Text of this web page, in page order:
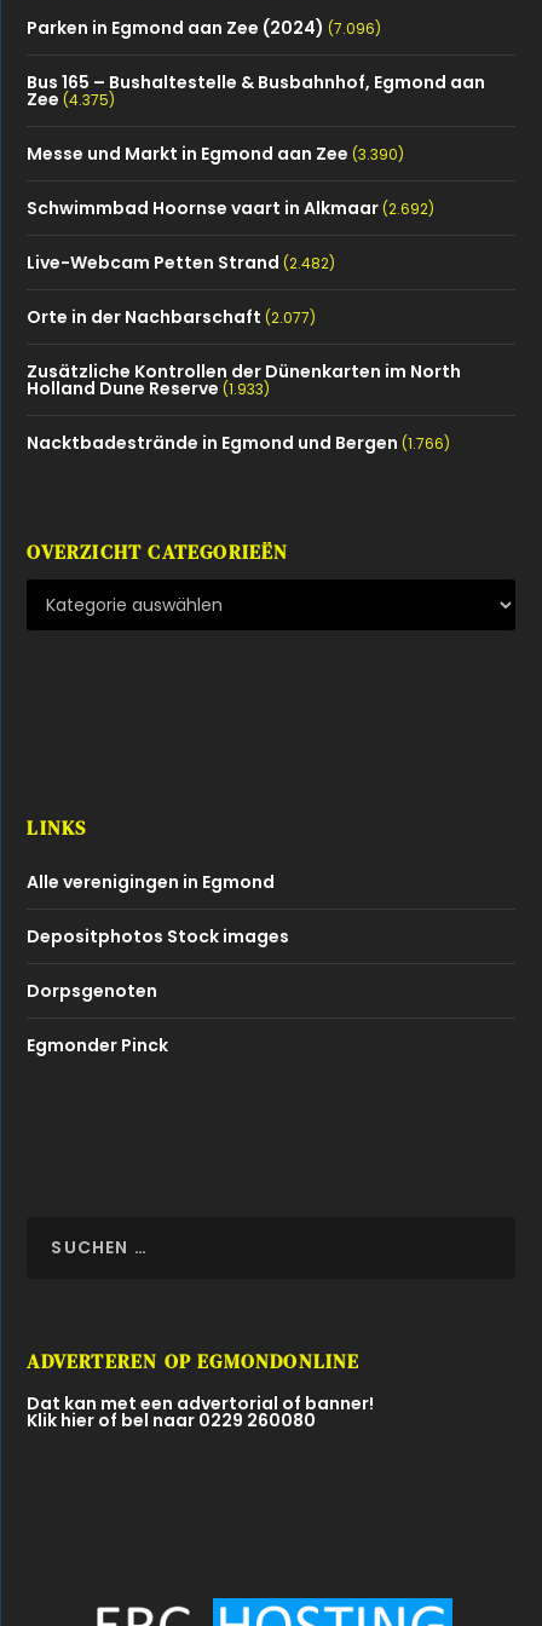
Parken in Egmond aan Zee (2024) (7.096)
Bus 165 – Bushaltestelle & Busbahnhof, Egmond aan
Zee (4.375)
Messe und Markt in Egmond aan Zee (3.390)
Schwimmbad Hoornse vaart in Alkmaar (2.692)
Live-Webcam Petten Strand (2.482)
Orte in der Nachbarschaft (2.077)
Zusätzliche Kontrollen der Dünenkarten im North
Holland Dune Reserve (1.933)
Nacktbadestrände in Egmond und Bergen (1.766)
OVERZICHT CATEGORIEËN
LINKS
Alle verenigingen in Egmond
Depositphotos Stock images
Dorpsgenoten
Egmonder Pinck
ADVERTEREN OP EGMONDONLINE
Dat kan met een advertorial of banner!
Klik hier of bel naar 0229 260080